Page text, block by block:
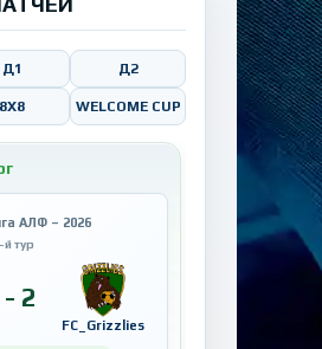
Д1 Д2
8X8 WELCOME CUP
АЛФ – 2026
й тур
2
FC_Grizzlies